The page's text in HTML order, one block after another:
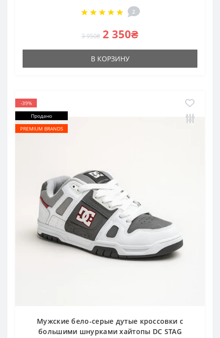
2
3 950₴ 2 350₴
В КОРЗИНУ
-39%
Продано
PREMIUM BRANDS
Мужские бело-серые дутые кроссовки с
большими шнурками хайтопы DC STAG